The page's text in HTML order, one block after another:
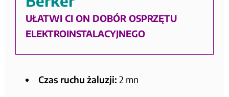
UŁATWI CI ON DOBÓR OSPRZĘTU
ELEKTROINSTALACYJNEGO
Czas ruchu żaluzji: 2 mn